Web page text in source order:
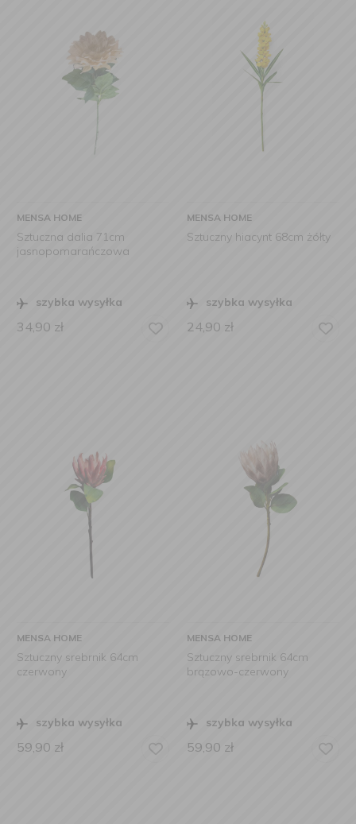
MENSA HOME
Sztuczna dalia 71cm
jasnopomarańczowa
szybka wysyłka
34,90 zł
MENSA HOME
Sztuczny hiacynt 68cm żółty
szybka wysyłka
24,90 zł
MENSA HOME
Sztuczny srebrnik 64cm
czerwony
szybka wysyłka
59,90 zł
MENSA HOME
Sztuczny srebrnik 64cm
brązowo-czerwony
szybka wysyłka
59,90 zł